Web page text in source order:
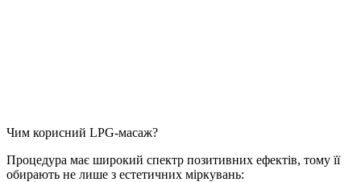
Чим корисний LPG-масаж?
Процедура має широкий спектр позитивних ефектів, тому її
обирають не лише з естетичних міркувань: